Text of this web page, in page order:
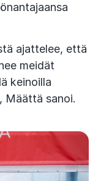
ajattelee, että
meidät
keinoilla
Määttä sanoi.